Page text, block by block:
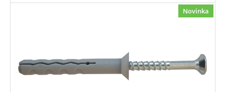
Novinka